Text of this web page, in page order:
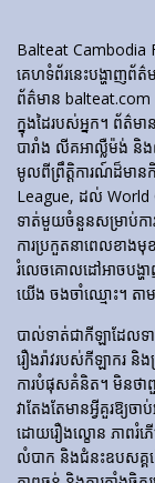
Balteat Cambodia
គេហទំព័រ​នេះ​បង្ហាញ​ព័
ព័ត៌មាន balteat.com
ក្នុងដៃរបស់អ្នក។ ព័ត៌
បារាំង លីគអាល្លឺម៉ង់ និង
មូលពីព្រឹត្តិការណ៍ដ៏មាន
League, ដល់ World
ទាត់មួយចំនួនសម្រាប់កា
ការប្រកួតនាពេលខាង
រំលេចគោលដៅអាចបង្ហ
យើង ចងចាំឈ្មោះ។ តាម
បាល់ទាត់​ជា​កីឡា​ដែល​ទ
រឿងរ៉ាវ​របស់​កីឡាករ និ
ការ​បំផុស​គំនិត។ មិនថា
វាតែងតែមានអ្វីគួរឱ្យ
ដោយ​រឿង​ល្ខោន ភាព​រំភ
លំបាក និងជំនះឧបសគ្គដើ